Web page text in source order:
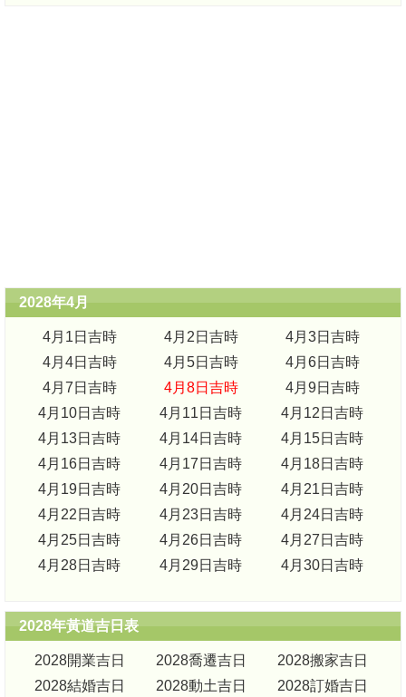
2028年4月
4月1日吉時 4月2日吉時
4月3日吉時
4月4日吉時
4月5日吉時
4月6日吉時
4月7日吉時
4月8日吉時
4月9日吉時
4月10日吉時
4月11日吉時
4月12日吉時
4月13日吉時
4月14日吉時
4月15日吉時
4月16日吉時
4月17日吉時
4月18日吉時
4月19日吉時
4月20日吉時
4月21日吉時
4月22日吉時
4月23日吉時
4月24日吉時
4月25日吉時
4月26日吉時
4月27日吉時
4月28日吉時
4月29日吉時 4月30日吉時
2028年黃道吉日表
2028開業吉日 2028喬遷吉日
2028搬家吉日
2028結婚吉日
2028動土吉日
2028訂婚吉日